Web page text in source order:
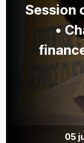
Session
•
05